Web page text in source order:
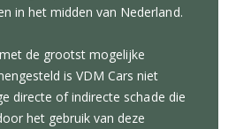
in het midden van Nederland.
de grootst mogelijke
is VDM Cars niet
directe of indirecte schade die
het gebruik van deze